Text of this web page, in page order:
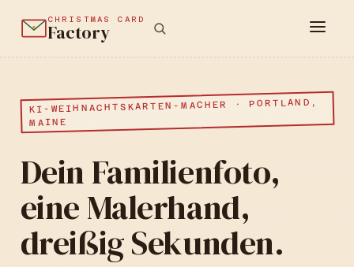
CHRISTMAS CARD
Factory
KI-WEIHNACHTSKARTEN-MACHER · PORTLAND,
MAINE
Dein Familienfoto,
eine Malerhand,
dreißig Sekunden.